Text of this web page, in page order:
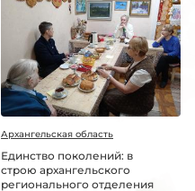
Архангельская область
Единство поколений: в
строю архангельского
регионального отделения